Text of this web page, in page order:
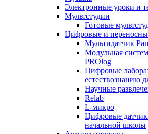
Электронные уроки и
Мультстудии
Готовые
Цифровые и
Мультидатчик
Модульная
PROlog
Цифровые
естествознанию
Научные
Relab
L-микро
Цифровые
начальной школы